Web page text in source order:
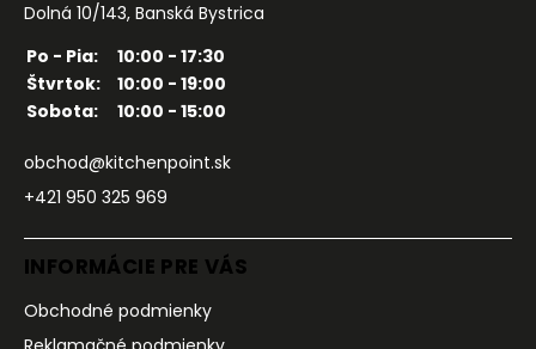
Dolná 10/143, Banská Bystrica
Po - Pia:
10:00 - 17:30
Štvrtok:
10:00 - 19:00
Sobota:
10:00 - 15:00
obchod@kitchenpoint.sk
+421 950 325 969
INFORMÁCIE PRE VÁS
Obchodné podmienky